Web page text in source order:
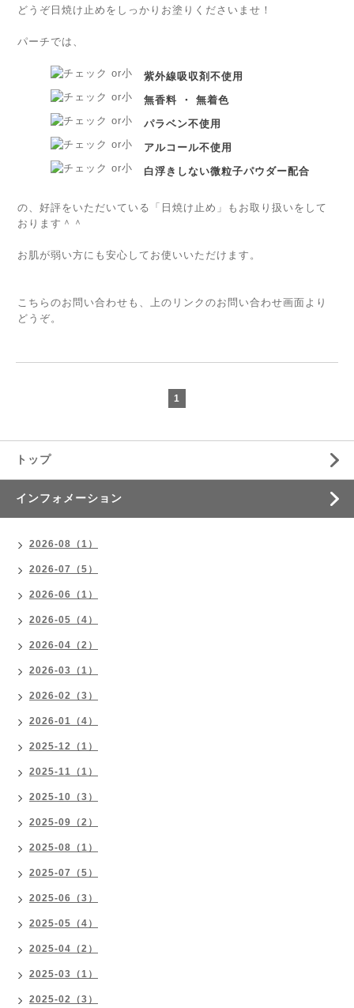
どうぞ日焼け止めをしっかりお塗りくださいませ！
パーチでは、
紫外線吸収剤不使用
無香料 ・ 無着色
パラベン不使用
アルコール不使用
白浮きしない微粒子パウダー配合
の、好評をいただいている「日焼け止め」もお取り扱いをして
おります＾＾
お肌が弱い方にも安心してお使いいただけます。
こちらのお問い合わせも、上のリンクのお問い合わせ画面より
どうぞ。
1
トップ
インフォメーション
2026-08（1）
2026-07（5）
2026-06（1）
2026-05（4）
2026-04（2）
2026-03（1）
2026-02（3）
2026-01（4）
2025-12（1）
2025-11（1）
2025-10（3）
2025-09（2）
2025-08（1）
2025-07（5）
2025-06（3）
2025-05（4）
2025-04（2）
2025-03（1）
2025-02（3）